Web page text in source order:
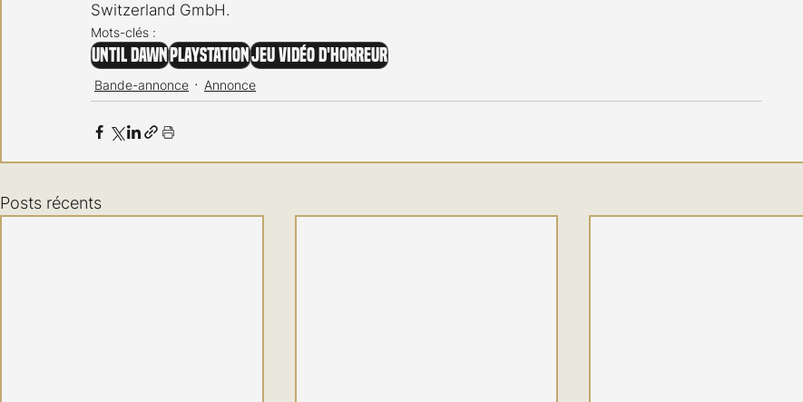
Switzerland GmbH.
Mots-clés :
Until Dawn PlaystationJeu vidéo d'horreur
Bande-annonce Annonce
Posts récents